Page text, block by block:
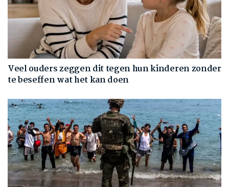
Veel ouders zeggen dit tegen hun kinderen zonder
te beseffen wat het kan doen